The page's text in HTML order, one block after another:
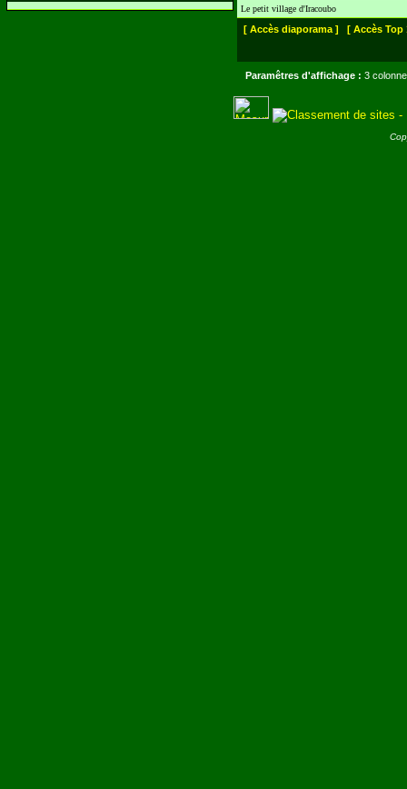
Le petit village d'Iracoubo
[ Accès diaporama ] [ Accès Top
Paramêtres d'affichage : 3